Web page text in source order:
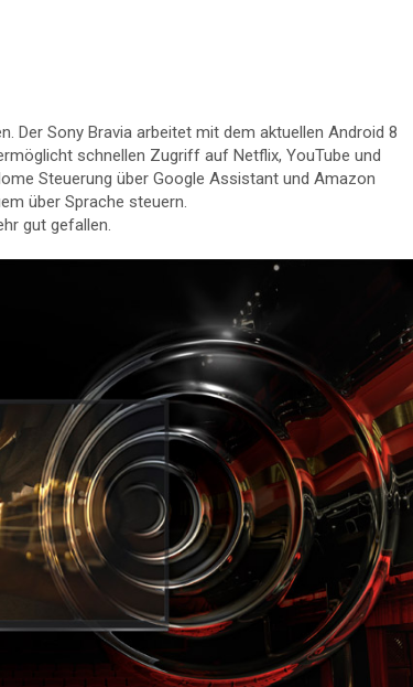
Der Sony Bravia arbeitet mit dem aktuellen Android 8
schnellen Zugriff auf Netflix, YouTube und
Steuerung über Google Assistant und Amazon
über Sprache steuern.
gut gefallen.